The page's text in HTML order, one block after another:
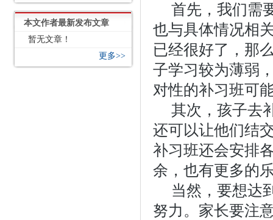
本文作者最新发布文章
暂无文章！
更多>>
首先，我们需
也与具体情况相
已经很好了，那
子学习较为薄弱
对性的补习班可
其次，孩子去
还可以让他们结
补习班还会安排
余，也有更多的
当然，要想达
努力。家长要注